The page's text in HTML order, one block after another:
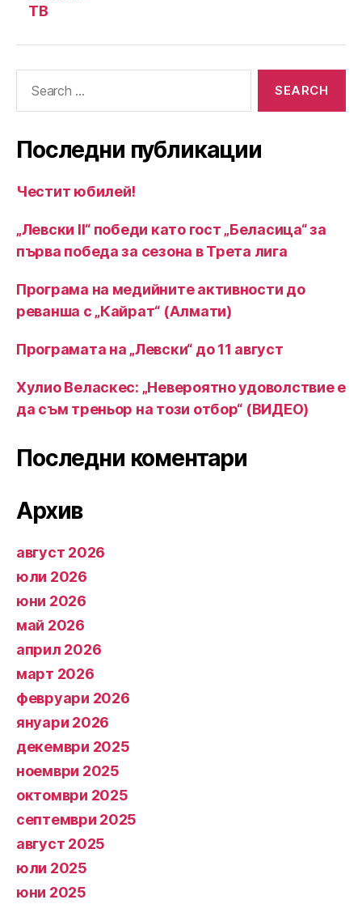
ТВ
Последни публикации
Честит юбилей!
„Левски II“ победи като гост „Беласица“ за
първа победа за сезона в Трета лига
Програма на медийните активности до
реванша с „Кайрат“ (Алмати)
Програмата на „Левски“ до 11 август
Хулио Веласкес: „Невероятно удоволствие е
да съм треньор на този отбор“ (ВИДЕО)
Последни коментари
Архив
август 2026
юли 2026
юни 2026
май 2026
април 2026
март 2026
февруари 2026
януари 2026
декември 2025
ноември 2025
октомври 2025
септември 2025
август 2025
юли 2025
юни 2025